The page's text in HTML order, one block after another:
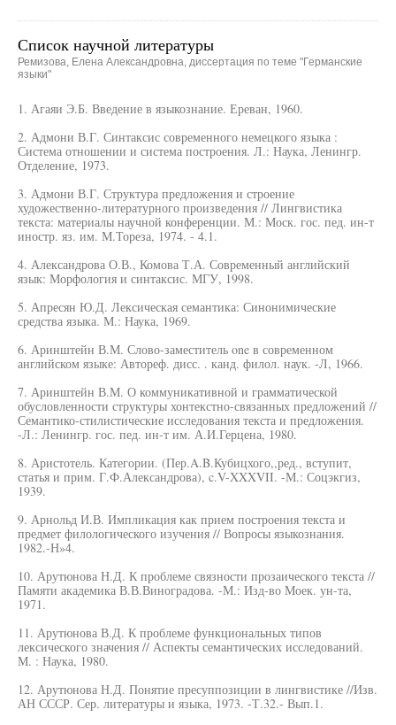
Список научной литературы
Ремизова, Елена Александровна, диссертация по теме "Германские
языки"
1. Агаяи Э.Б. Введение в языкознание. Ереван, 1960.
2. Адмони В.Г. Синтаксис современного немецкого языка :
Система отношении и система построения. Л.: Наука, Ленингр.
Отделение, 1973.
3. Адмони В.Г. Структура предложения и строение
художественно-литературного произведения // Лингвистика
текста: материалы научной конференции. М.: Моск. гос. пед. ин-т
иностр. яз. им. М.Тореза, 1974. - 4.1.
4. Александрова О.В., Комова Т.А. Современный английский
язык: Морфология и синтаксис. МГУ, 1998.
5. Апресян Ю.Д. Лексическая семантика: Синонимические
средства языка. М.: Наука, 1969.
6. Аринштейн В.М. Слово-заместитель one в современном
английском языке: Автореф. дисс. . канд. филол. наук. -Л, 1966.
7. Аринштейн В.М. О коммуникативной и грамматической
обусловленности структуры хонтекстно-связанных предложений //
Семантико-стилистические исследования текста и предложения.
-Л.: Ленингр. гос. пед. ин-т им. А.И.Герцена, 1980.
8. Аристотель. Категории. (Пер.A.B.Кубицхого,,ред., вступит,
статья и прим. Г.Ф.Александрова), c.V-XXXVII. -М.: Соцэкгиз,
1939.
9. Арнольд И.В. Импликация как прием построения текста и
предмет филологического изучения // Вопросы языкознания.
1982.-Н»4.
10. Арутюнова Н.Д. К проблеме связности прозаического текста //
Памяти академика В.В.Виноградова. -М.: Изд-во Моек. ун-та,
1971.
11. Арутюнова В.Д. К проблеме функциональных типов
лексического значения // Аспекты семантических исследований.
М. : Наука, 1980.
12. Арутюнова Н.Д. Понятие пресуппозиции в лингвистике //Изв.
АН СССР. Сер. литературы и языка, 1973. -Т.32.- Вып.1.